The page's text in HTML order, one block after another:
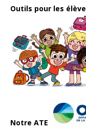
Outils pour les
Notre ATE